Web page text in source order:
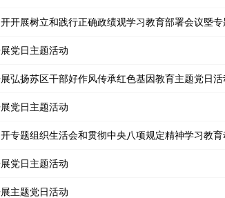
开展树立和践行正确政绩观学习教育部署会议塈
党日主题活动
弘扬苏区干部好作风传承红色基因教育主题党日活
党日主题活动
专题组织生活会和贯彻中央八项规定精神学习教
党日主题活动
主题党日活动